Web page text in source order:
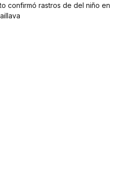
confirmó rastros de del niño en